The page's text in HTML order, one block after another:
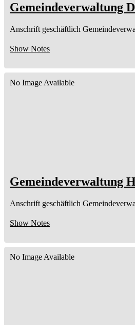
Gemeindeverwaltung
Anschrift geschäftlich
Show Notes
No Image Available
Gemeindeverwaltung
Anschrift geschäftlich
Show Notes
No Image Available